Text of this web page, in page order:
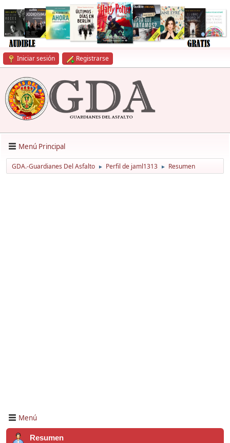
Iniciar sesión Registrarse
Menú Principal
GDA.-Guardianes Del Asfalto ► Perfil de jaml1313 ► Resumen
Menú
Resumen